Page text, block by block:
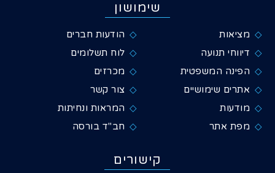
שימושון
מציאות
הודעות חברים
דיווחי תנועה
לוח תשלומים
הפינה המשפטית
מכרזים
אתרים שימושיים
צור קשר
מודעות
המראות ונחיתות
מפת אתר
חב"ד בורסה
קישורים